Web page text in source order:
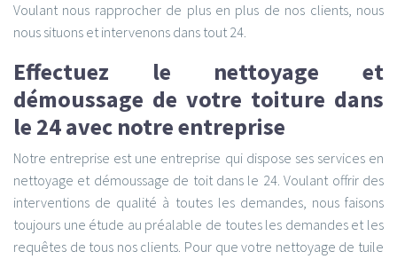
Voulant nous rapprocher de plus en plus de nos clients, nous
nous situons et intervenons dans tout 24.
Effectuez le nettoyage et
démoussage de votre toiture dans
le 24 avec notre entreprise
Notre entreprise est une entreprise qui dispose ses services en
nettoyage et démoussage de toit dans le 24. Voulant offrir des
interventions de qualité à toutes les demandes, nous faisons
toujours une étude au préalable de toutes les demandes et les
requêtes de tous nos clients. Pour que votre nettoyage de tuile